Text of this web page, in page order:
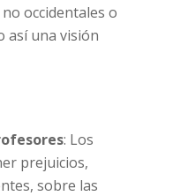
occidentales o
así una visión
: Los
prejuicios,
sobre las